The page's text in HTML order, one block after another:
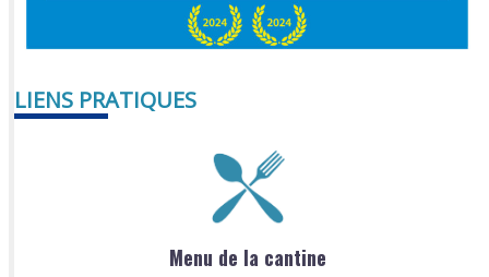
LIENS PRATIQUES
Menu de la cantine